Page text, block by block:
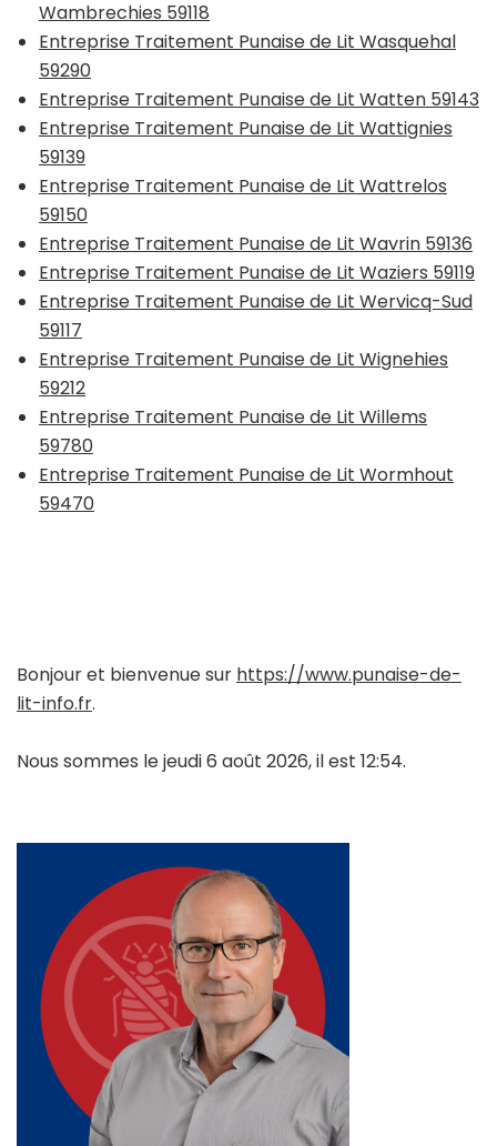
Wambrechies 59118
Entreprise Traitement Punaise de Lit Wasquehal
59290
Entreprise Traitement Punaise de Lit Watten 59143
Entreprise Traitement Punaise de Lit Wattignies
59139
Entreprise Traitement Punaise de Lit Wattrelos
59150
Entreprise Traitement Punaise de Lit Wavrin 59136
Entreprise Traitement Punaise de Lit Waziers 59119
Entreprise Traitement Punaise de Lit Wervicq-Sud
59117
Entreprise Traitement Punaise de Lit Wignehies
59212
Entreprise Traitement Punaise de Lit Willems
59780
Entreprise Traitement Punaise de Lit Wormhout
59470
Bonjour et bienvenue sur https://www.punaise-de-
lit-info.fr.
Nous sommes le jeudi 6 août 2026, il est 12:54.